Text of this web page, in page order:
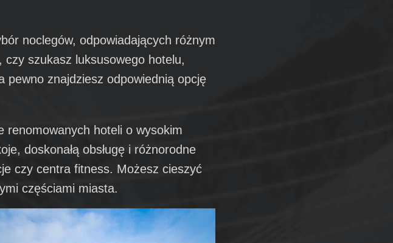
noclegów, odpowiadających różnym
szukasz luksusowego hotelu,
pewno znajdziesz odpowiednią opcję
renomowanych hoteli o wysokim
doskonałą obsługę i różnorodne
czy centra fitness. Możesz cieszyć
częściami miasta.